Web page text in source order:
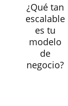
¿Qué tan
escalable
es tu
modelo
de
negocio?